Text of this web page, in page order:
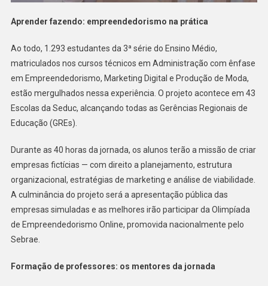
Aprender fazendo: empreendedorismo na prática
Ao todo, 1.293 estudantes da 3ª série do Ensino Médio,
matriculados nos cursos técnicos em Administração com ênfase
em Empreendedorismo, Marketing Digital e Produção de Moda,
estão mergulhados nessa experiência. O projeto acontece em 43
Escolas da Seduc, alcançando todas as Gerências Regionais de
Educação (GREs).
Durante as 40 horas da jornada, os alunos terão a missão de criar
empresas fictícias — com direito a planejamento, estrutura
organizacional, estratégias de marketing e análise de viabilidade.
A culminância do projeto será a apresentação pública das
empresas simuladas e as melhores irão participar da Olimpíada
de Empreendedorismo Online, promovida nacionalmente pelo
Sebrae.
Formação de professores: os mentores da jornada